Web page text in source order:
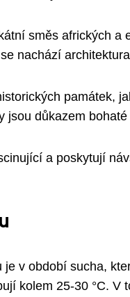
směs afrických a
nachází
památek,
jsou důkazem
a poskytují
v období sucha,
kolem 25-30 °C.